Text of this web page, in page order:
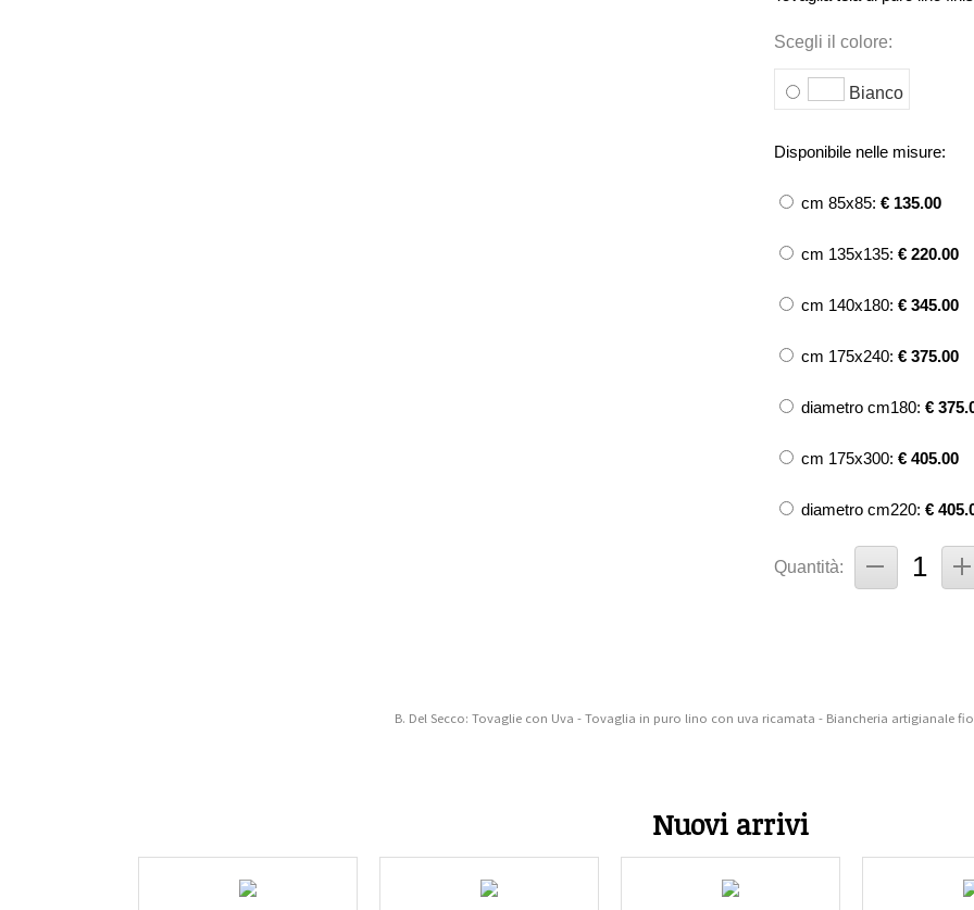
Scegli il colore:
Bianco
Disponibile nelle misure:
cm 85x85:€ 135.00
cm 135x135:€ 220.00
cm 140x180:€ 345.00
cm 175x240:€ 375.00
diametro cm180:€
cm 175x300:€ 405.00
diametro cm220:€
Quantità:
B. Del Secco: Tovaglie con Uva - Tovaglia in puro lino con uva ricamata - Biancheria artigianale
Nuovi arrivi